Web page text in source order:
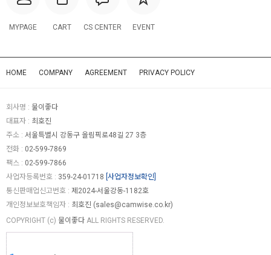
MYPAGE CART CS CENTER EVENT
HOME COMPANY AGREEMENT PRIVACY POLICY
회사명 : 물이좋다
대표자 : 최호진
주소 : 서울특별시 강동구 올림픽로48길 27 3층
전화 : 02-599-7869
팩스 : 02-599-7866
사업자등록번호 : 359-24-01718 [사업자정보확인]
통신판매업신고번호 : 제2024-서울강동-1182호
개인정보보호책임자 : 최호진 (sales@camwise.co.kr)
COPYRIGHT (c) 물이좋다 ALL RIGHTS RESERVED.